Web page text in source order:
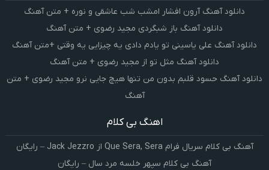
دانلود آهنگ آرون افشار امشب شب عاشقی و نوره + متن آهنگ
دانلود آهنگ باز شبگردی مجید رضوی + متن آهنگ
دانلود آهنگ علی یاسینی تو یادم دادی یه چیزایی یه وقتی +متن آهنگ
دانلود آهنگ مثل تو از مجید رضوی + متن آهنگ
دانلود آهنگ حسود قلبم بدون من تنها هیچ جایی نرو مجید رضوی + متن
آهنگ
اهنگ بی کلام
آهنگ بی کلام سریال فرام Que Sera, Sera از Jack Jezzro – رایگان
آهنگ بی کلام سپهر خلسه مرد سال – رایگان